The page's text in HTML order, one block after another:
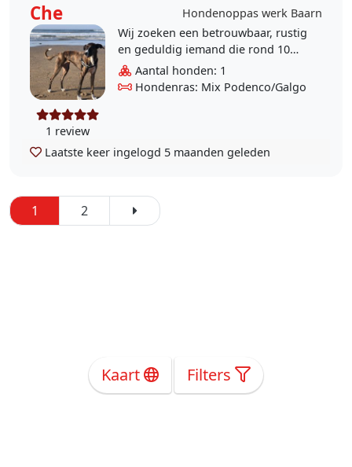
Che Hondenoppas werk Baarn
1 review
Wij zoeken een betrouwbaar, rustig
en geduldig iemand die rond 10
uur half 11 ‘s ochtends met onze
lieve hond Che wil wandelen op
Aantal honden: 1
Hondenras: Mix Podenco/Galgo
Laatste keer ingelogd 5 maanden geleden
1 2
Kaart Filters